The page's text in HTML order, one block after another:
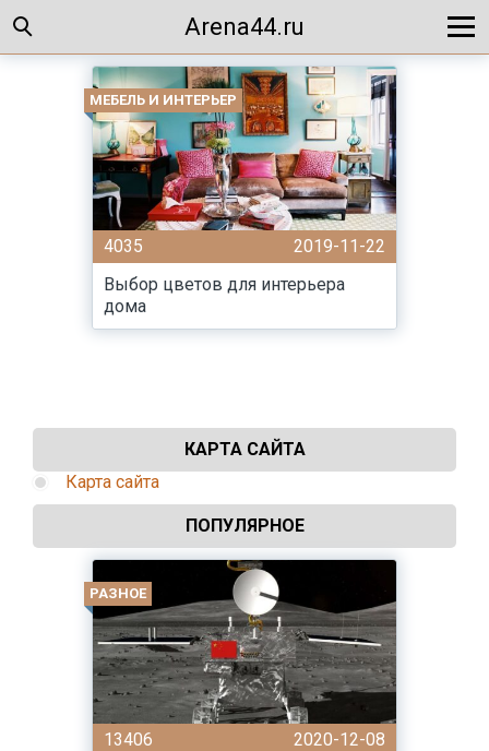
Arena44.ru
МЕБЕЛЬ И ИНТЕРЬЕР
4035
2019-11-22
Выбор цветов для интерьера
дома
КАРТА САЙТА
Карта сайта
ПОПУЛЯРНОЕ
РАЗНОЕ
13406
2020-12-08